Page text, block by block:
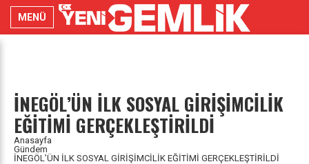
MENÜ
İNEGÖL’ÜN İLK SOSYAL GİRİŞİMCİLİK
EĞİTİMİ GERÇEKLEŞTİRİLDİ
Anasayfa
Gündem
İNEGÖL’ÜN İLK SOSYAL GİRİŞİMCİLİK EĞİTİMİ GERÇEKLEŞTİRİLDİ